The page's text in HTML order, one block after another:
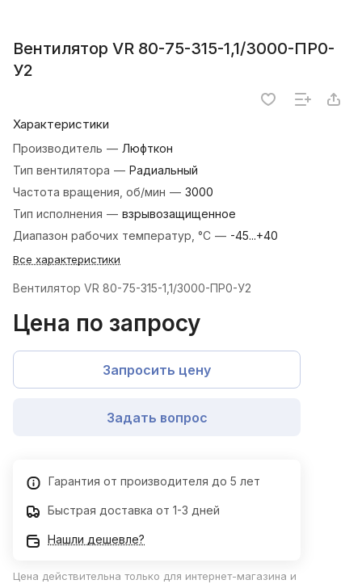
Вентилятор VR 80-75-315-1,1/3000-ПР0-
У2
Характеристики
Производитель — Люфткон
Тип вентилятора — Радиальный
Частота вращения, об/мин — 3000
Тип исполнения — взрывозащищенное
Диапазон рабочих температур, °С — -45...+40
Все характеристики
Вентилятор VR 80-75-315-1,1/3000-ПР0-У2
Цена по запросу
Запросить цену
Задать вопрос
Гарантия от производителя до 5 лет
Быстрая доставка от 1-3 дней
Нашли дешевле?
Цена действительна только для интернет-магазина и